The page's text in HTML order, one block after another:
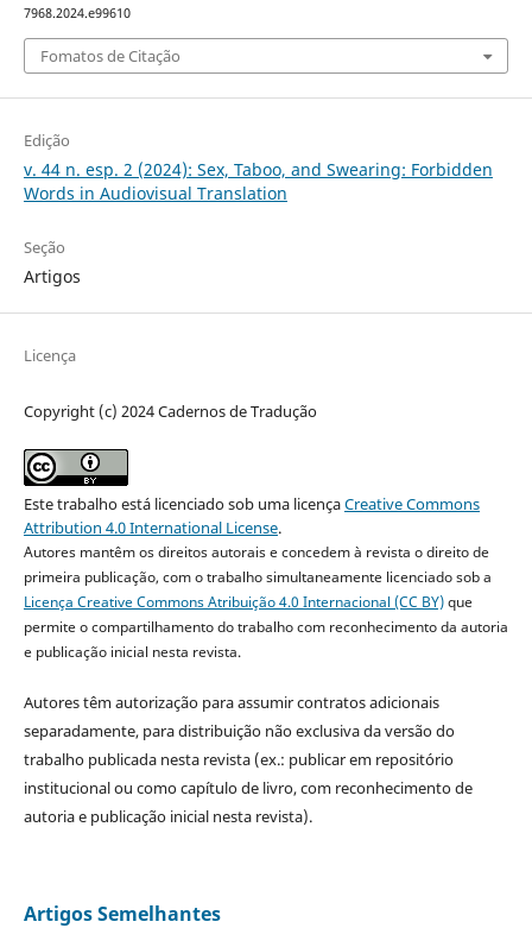
7968.2024.e99610
Fomatos de Citação
Edição
v. 44 n. esp. 2 (2024): Sex, Taboo, and Swearing: Forbidden
Words in Audiovisual Translation
Seção
Artigos
Licença
Copyright (c) 2024 Cadernos de Tradução
Este trabalho está licenciado sob uma licençaCreative Commons
Attribution 4.0 International License.
Autores mantêm os direitos autorais e concedem à revista o direito de
primeira publicação, com o trabalho simultaneamente licenciado sob a
Licença Creative Commons Atribuição 4.0 Internacional (CC BY)que
permite o compartilhamento do trabalho com reconhecimento da autoria
e publicação inicial nesta revista.
Autores têm autorização para assumir contratos adicionais
separadamente, para distribuição não exclusiva da versão do
trabalho publicada nesta revista (ex.: publicar em repositório
institucional ou como capítulo de livro, com reconhecimento de
autoria e publicação inicial nesta revista).
Artigos Semelhantes